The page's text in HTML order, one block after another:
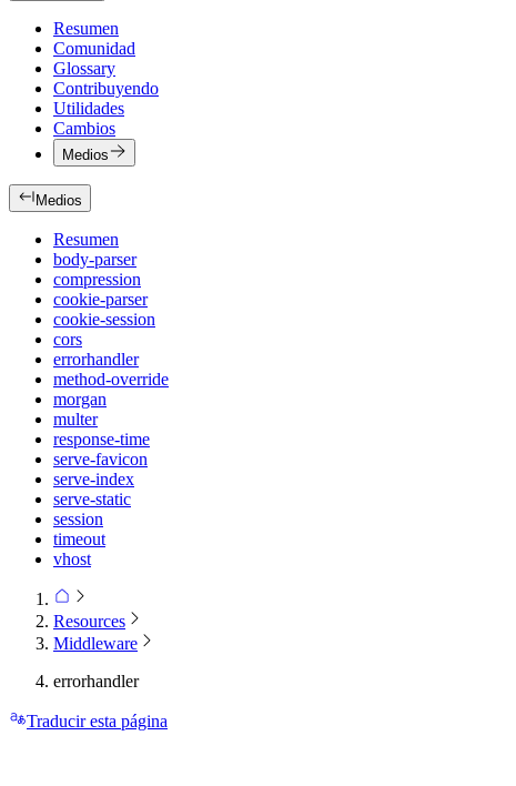
Resumen
Comunidad
Glossary
Contribuyendo
Utilidades
Cambios
Medios
Medios
Resumen
body-parser
compression
cookie-parser
cookie-session
cors
errorhandler
method-override
morgan
multer
response-time
serve-favicon
serve-index
serve-static
session
timeout
vhost
Resources
Middleware
errorhandler
Traducir esta página